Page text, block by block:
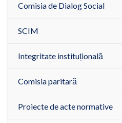
Comisia de Dialog Social
SCIM
Integritate instituțională
Comisia paritară
Proiecte de acte normative